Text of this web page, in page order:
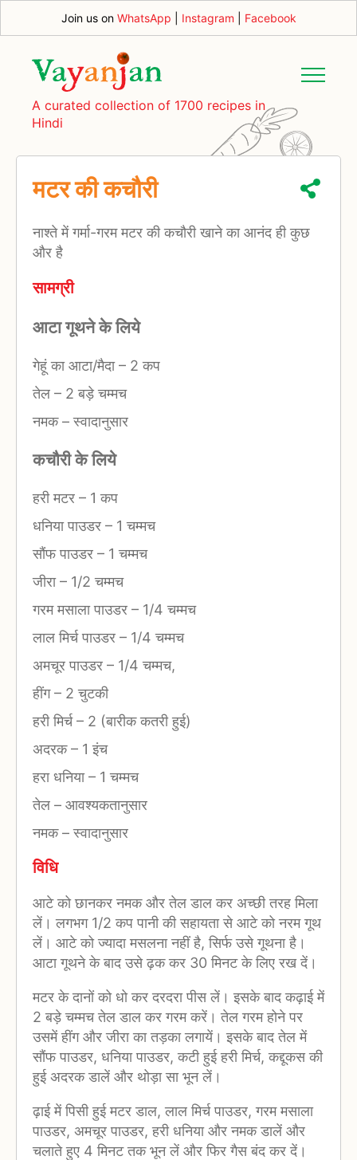
Join us on WhatsApp Instagram Facebook
A curated collection of 1700 recipes in
Hindi
मटर की कचौरी
नाश्ते में गर्मा-गरम मटर की कचौरी खाने का आनंद ही कुछ
और है
सामग्री
आटा गूथने के लिये
गेहूं का आटा/मैदा– 2 कप
तेल – 2 बड़े चम्मच
नमक–स्वादानुसार
कचौरी के लिये
हरी मटर – 1 कप
धनिया पाउडर – 1 चम्मच
सौंफ पाउडर – 1 चम्मच
जीरा– 1/2 चम्मच
गरम मसाला पाउडर – 1/4 चम्मच
लाल मिर्च पाउडर – 1/4 चम्मच
अमचूर पाउडर – 1/4 चम्मच,
हींग– 2 चुटकी
हरी मिर्च– 2 (बारीक कतरी हुई)
अदरक– 1 इंच
हरा धनिया– 1 चम्मच
तेल – आवश्यकतानुसार
नमक–स्वादानुसार
विधि
आटे को छानकर नमक और तेल डाल कर अच्छी तरह मिला
लें। लगभग 1/2 कप पानी की सहायता से आटे को नरम गूथ
लें। आटे को ज्यादा मसलना नहीं है, सिर्फ उसे गूथना है।
आटा गूथने के बाद उसे ढ़क कर 30 मिनट के लिए रख दें।
मटर के दानों को धो कर दरदरा पीस लें। इसके बाद कढ़ाई में
2 बड़े चम्मच तेल डाल कर गरम करें। तेल गरम होने पर
उसमें हींग और जीरा का तड़का लगायें। इसके बाद तेल में
सौंफ पाउडर, धनिया पाउडर, कटी हुई हरी मिर्च, कद्दूकस की
हुई अदरक डालें और थोड़ा सा भून लें।
ढ़ाई में पिसी हुई मटर डाल, लाल मिर्च पाउडर, गरम मसाला
पाउडर, अमचूर पाउडर, हरी धनिया और नमक डालें और
चलाते हुए 4 मिनट तक भून लें और फिर गैस बंद कर दें।